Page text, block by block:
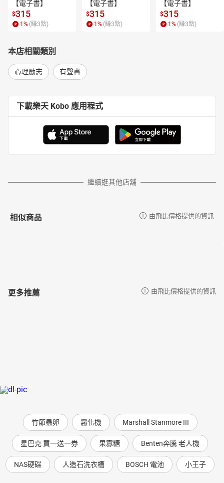
【電子書】
$315
1 % (賺3點)
【電子書】
$315
1 % (賺3點)
【電子書】
$315
1 % (賺3點)
本店相關類別
心理勵志 有聲書
下載樂天 Kobo 應用程式
繼續逛其他店舖
相似商品 由飛比價格提供的資訊
更多推薦 由飛比價格提供的資訊
竹節蟲卵 霧化機 Marshall Stanmore III
星巴克 買一送一券 果寡糖 Benten奔騰 老人機
NAS硬碟 人造石洗衣槽 BOSCH 電池 小王子